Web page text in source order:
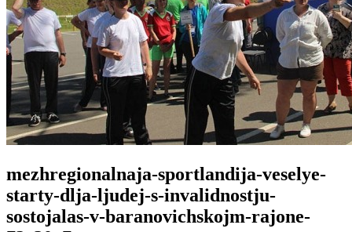
mezhregionalnaja-sportlandija-veselye-
starty-dlja-ljudej-s-invalidnostju-
sostojalas-v-baranovichskojm-rajone-